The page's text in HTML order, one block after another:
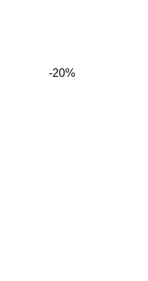
-20%